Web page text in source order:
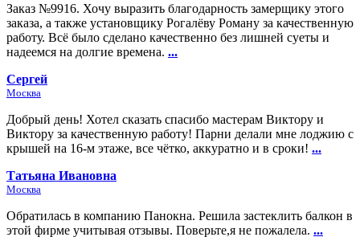
Заказ №9916. Хочу выразить благодарность замерщику этого
заказа, а также установщику Рогалёву Роману за качественную
работу. Всё было сделано качественно без лишней суеты и
надеемся на долгие времена. ...
Сергей
Москва
Добрый день! Хотел сказать спасибо мастерам Виктору и
Виктору за качественную работу! Парни делали мне лоджию с
крышей на 16-м этаже, все чётко, аккуратно и в сроки! ...
Татьяна Ивановна
Москва
Обратилась в компанию Панокна. Решила застеклить балкон в
этой фирме учитывая отзывы. Поверьте,я не пожалела. ...